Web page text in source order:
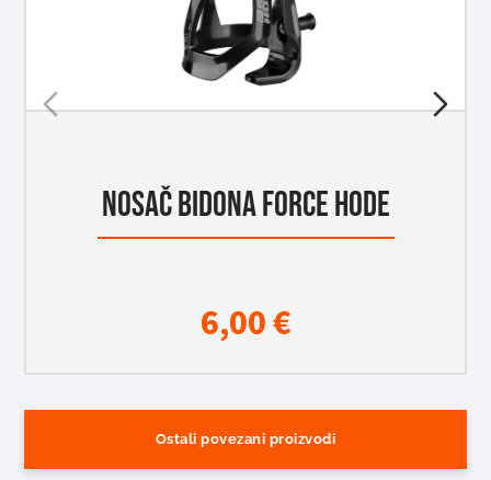
NOSAČ BIDONA FORCE HODE
6,00€
Ostali povezani proizvodi